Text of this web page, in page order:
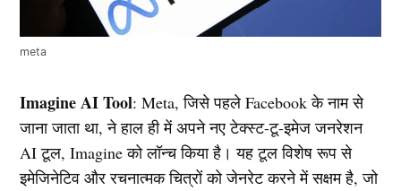
meta
Imagine AI Tool: Meta, जिसे पहले Facebook के नाम से
जाना जाता था, ने हाल ही में अपने नए टेक्स्ट-टू-इमेज जनरेशन
AI टूल, Imagine को लॉन्च किया है। यह टूल विशेष रूप से
इमेजिनेटिव और रचनात्मक चित्रों को जेनरेट करने में सक्षम है, जो